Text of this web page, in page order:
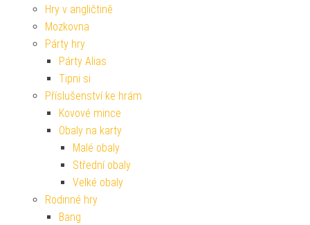
Hry v angličtině
Mozkovna
Párty hry
Párty Alias
Tipni si
Příslušenství ke hrám
Kovové mince
Obaly na karty
Malé obaly
Střední obaly
Velké obaly
Rodinné hry
Bang